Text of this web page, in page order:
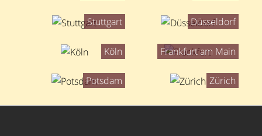
Stuttgart Düsseldorf
Köln Frankfurt am Main
Potsdam Zürich